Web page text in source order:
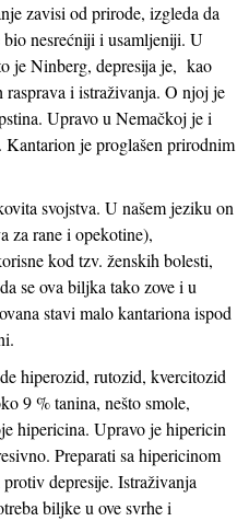
zavisi od prirode, izgleda da
nesrećniji i usamljeniji. U
je Ninberg, depresija je, kao
i istraživanja. O njoj je
Upravo u Nemačkoj je i
Kantarion je proglašen prirodnim
svojstva. U našem jeziku on
za rane i opekotine),
kod tzv. ženskih bolesti,
se ova biljka tako zove i u
stavi malo kantariona ispod
hiperozid, rutozid, kvercitozid
9 % tanina, nešto smole,
hipericina. Upravo je hipericin
Preparati sa hipericinom
depresije. Istraživanja
biljke u ove svrhe i